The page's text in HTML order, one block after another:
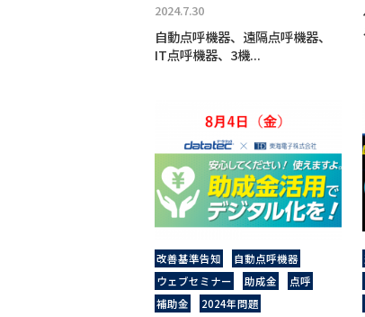
2024.7.30
自動点呼機器、遠隔点呼機器、
IT点呼機器、3機...
改善基準告知
自動点呼機器
ウェブセミナー
助成金
点呼
補助金
2024年問題